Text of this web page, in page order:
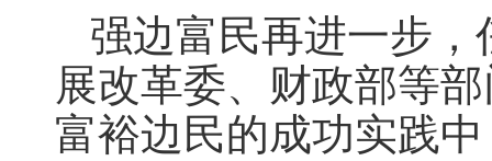
强边富民再进一步
展改革委、财政部等
富裕边民的成功实践